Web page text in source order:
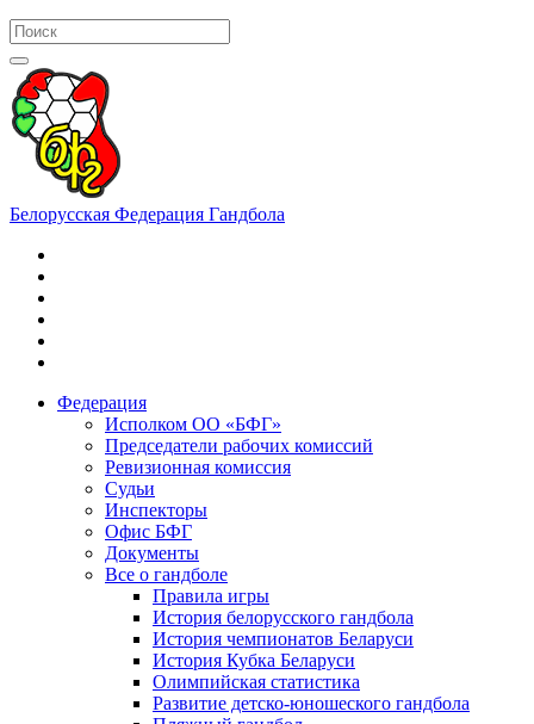
Белорусская Федерация Гандбола
Федерация
Исполком ОО «БФГ»
Председатели рабочих комиссий
Ревизионная комиссия
Судьи
Инспекторы
Офис БФГ
Документы
Все о гандболе
Правила игры
История белорусского гандбола
История чемпионатов Беларуси
История Кубка Беларуси
Олимпийская статистика
Развитие детско-юношеского гандбола